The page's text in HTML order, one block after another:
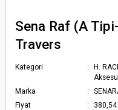
Sena Raf (A
Travers
Kategori H.
Marka
Fiyat
380,54